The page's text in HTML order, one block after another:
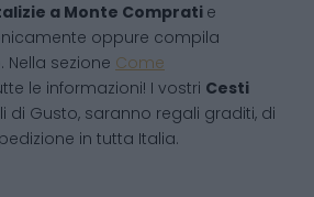
a Monte Comprati e
oppure compila
Nella sezione Come
le informazioni! I vostri Cesti
di Gusto, saranno regali graditi, di
in tutta Italia.